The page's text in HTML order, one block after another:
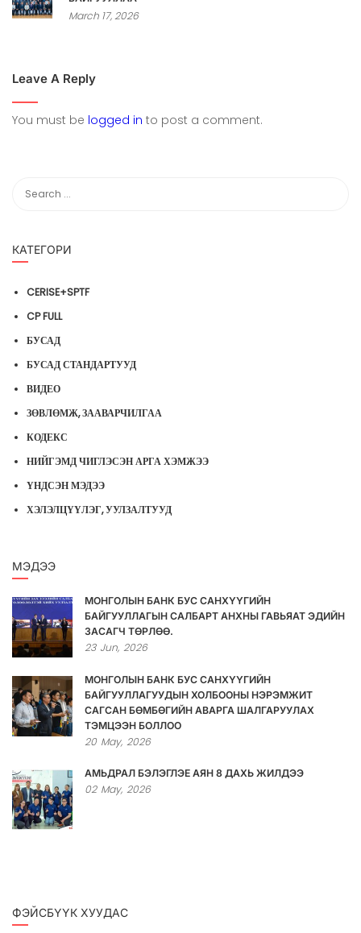
March 17, 2026
Leave A Reply
You must be logged in to post a comment.
КАТЕГОРИ
CERISE+SPTF
CP FULL
БУСАД
БУСАД СТАНДАРТУУД
ВИДЕО
ЗӨВЛӨМЖ, ЗААВАРЧИЛГАА
КОДЕКС
НИЙГЭМД ЧИГЛЭСЭН АРГА ХЭМЖЭЭ
ҮНДСЭН МЭДЭЭ
ХЭЛЭЛЦҮҮЛЭГ, УУЛЗАЛТУУД
МЭДЭЭ
МОНГОЛЫН БАНК БУС САНХҮҮГИЙН
БАЙГУУЛЛАГЫН САЛБАРТ АНХНЫ ГАВЬЯАТ ЭДИЙН
ЗАСАГЧ ТӨРЛӨӨ.
23 Jun, 2026
МОНГОЛЫН БАНК БУС САНХҮҮГИЙН
БАЙГУУЛЛАГУУДЫН ХОЛБООНЫ НЭРЭМЖИТ
САГСАН БӨМБӨГИЙН АВАРГА ШАЛГАРУУЛАХ
ТЭМЦЭЭН БОЛЛОО
20 May, 2026
АМЬДРАЛ БЭЛЭГЛЭЕ АЯН 8 ДАХЬ ЖИЛДЭЭ
02 May, 2026
ФЭЙСБҮҮК ХУУДАС